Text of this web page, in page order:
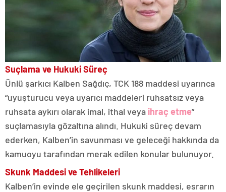
Suçlama ve Hukuki Süreç
Ünlü şarkıcı Kalben Sağdıç, TCK 188 maddesi uyarınca
“uyuşturucu veya uyarıcı maddeleri ruhsatsız veya
ruhsata aykırı olarak imal, ithal veyaihraç etme”
suçlamasıyla gözaltına alındı. Hukuki süreç devam
ederken, Kalben’in savunması ve geleceği hakkında da
kamuoyu tarafından merak edilen konular bulunuyor.
Skunk Maddesi ve Tehlikeleri
Kalben’in evinde ele geçirilen skunk maddesi, esrarın